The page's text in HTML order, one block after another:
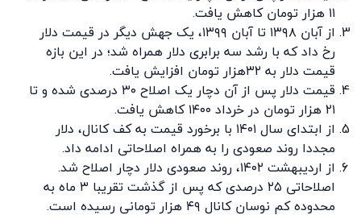
۱۱ هزار تومان کاهش یافت.
از آبان ۱۳۹۸ تا آبان ۱۳۹۹، یک جهش دیگر در قیمت دلار
رخ داد که با رشد سه برابری دلار همراه شد؛ در این بازه
قیمت دلار به ۳۲هزار تومان افزایش یافت.
قیمت دلار پس از آن دچار یک اصلاح ۳۰ درصدی شده و تا
۲۱ هزار تومان در خرداد ۱۴۰۰ کاهش یافت.
از ابتدای سال ۱۴۰۱ با برخورد قیمت به کف کانال، دلار
مجددا روند صعودی را به همراه اصلاحاتی ادامه داد.
از اردیبهشت ۱۴۰۲، روند صعودی دلار دچار اصلاح شد.
اصلاحاتی ۲۵ درصدی که پس از گذشت تقریبا ۳ ماه به
محدوده کم نوسان کانال ۴۹ هزار تومانی رسیده است.